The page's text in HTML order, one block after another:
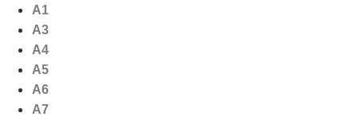
naar
inhoud
A1
A3
A4
A5
A6
A7